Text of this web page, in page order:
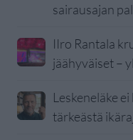
sairausajan
IIro Rantala
jäähyväiset –
Leskeneläke
tärkeästä